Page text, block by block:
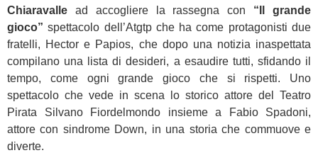
Chiaravalle ad accogliere la rassegna con “Il grande
gioco” spettacolo dell’Atgtp che ha come protagonisti due
fratelli, Hector e Papios, che dopo una notizia inaspettata
compilano una lista di desideri, a esaudire tutti, sfidando il
tempo, come ogni grande gioco che si rispetti. Uno
spettacolo che vede in scena lo storico attore del Teatro
Pirata Silvano Fiordelmondo insieme a Fabio Spadoni,
attore con sindrome Down, in una storia che commuove e
diverte.